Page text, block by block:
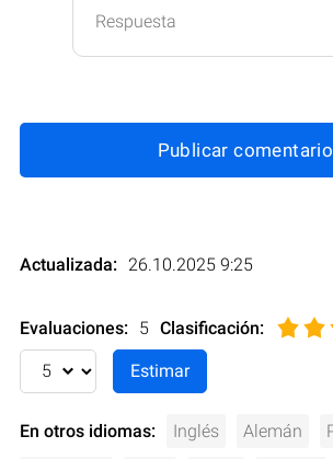
Respuesta
Publicar comentario
Actualizada: 26.10.2025 9:25
Evaluaciones: 5 Clasificación:
En otros idiomas: Inglés Alemán